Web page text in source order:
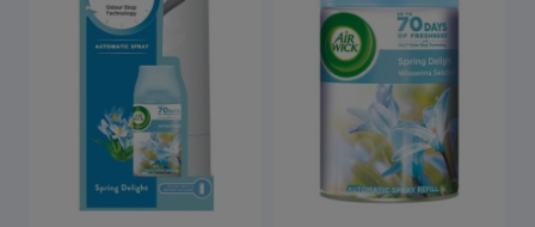
powiadom o
dostępności